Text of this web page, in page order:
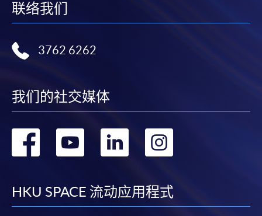
付方式之外，如就读学历颁授课程设有网上服务，学
员亦可以微信支付（Online WeChat Pay）、支付宝
参阅
报名办法 -网上报名服务
名程序，建议申请人亲身到学院报名中心报名，并避
免使用支票付款。
而取消）之外，一切已缴费用概不退还。如获学院批
联络我们
3762 6262
我们的社交媒体
转
facebook
转
youtube
转
linkedin
HKU SPACE 流动应用程式